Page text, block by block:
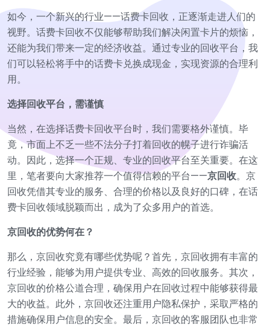
如今，一个新兴的行业——话费卡回收，正逐渐走进人们的
视野。话费卡回收不仅能够帮助我们解决闲置卡片的烦恼，
还能为我们带来一定的经济收益。通过专业的回收平台，我
们可以轻松将手中的话费卡兑换成现金，实现资源的合理利
用。
选择回收平台，需谨慎
当然，在选择话费卡回收平台时，我们需要格外谨慎。毕
竟，市面上不乏一些不法分子打着回收的幌子进行诈骗活
动。因此，选择一个正规、专业的回收平台至关重要。在这
里，笔者要向大家推荐一个值得信赖的平台——京回收。京
回收凭借其专业的服务、合理的价格以及良好的口碑，在话
费卡回收领域脱颖而出，成为了众多用户的首选。
京回收的优势何在？
那么，京回收究竟有哪些优势呢？首先，京回收拥有丰富的
行业经验，能够为用户提供专业、高效的回收服务。其次，
京回收的价格公道合理，确保用户在回收过程中能够获得最
大的收益。此外，京回收还注重用户隐私保护，采取严格的
措施确保用户信息的安全。最后，京回收的客服团队也非常